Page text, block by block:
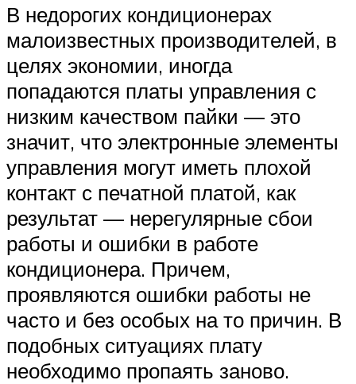
В недорогих кондиционерах
малоизвестных производителей, в
целях экономии, иногда
попадаются платы управления с
низким качеством пайки — это
значит, что электронные элементы
управления могут иметь плохой
контакт с печатной платой, как
результат — нерегулярные сбои
работы и ошибки в работе
кондиционера. Причем,
проявляются ошибки работы не
часто и без особых на то причин. В
подобных ситуациях плату
необходимо пропаять заново.